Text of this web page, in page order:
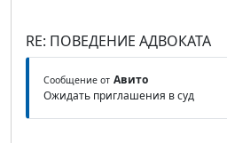
RE: ПОВЕДЕНИЕ АДВОКАТА
Сообщение от Авито
Ожидать приглашения в суд